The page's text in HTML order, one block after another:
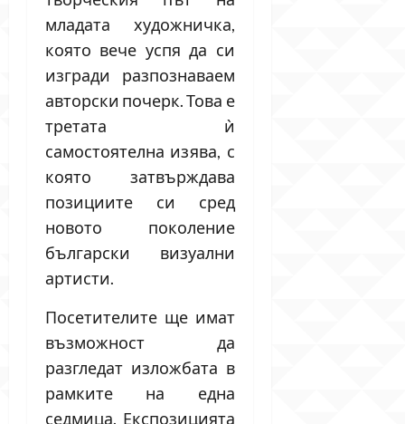
младата художничка,
която вече успя да си
изгради разпознаваем
авторски почерк. Това е
третата ѝ
самостоятелна изява, с
която затвърждава
позициите си сред
новото поколение
български визуални
артисти.
Посетителите ще имат
възможност да
разгледат изложбата в
рамките на една
седмица. Експозицията